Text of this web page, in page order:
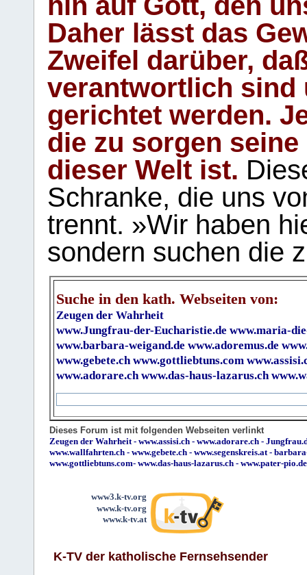
Daher lässt das
Zweifel darüber,
verantwortlich sind
gerichtet werden.
die zu sorgen
dieser Welt ist.
Schranke, die uns
trennt. »Wir haben
sondern suchen die
Suche in den kath. Webseiten von:
Zeugen der Wahrheit
www.Jungfrau-der-Eucharistie.de www.maria-
www.barbara-weigand.de www.adoremus.de
www.gebete.ch www.gottliebtuns.com
www.adorare.ch www.das-haus-lazarus.ch
Dieses Forum ist mit folgenden Webseiten verlinkt
Zeugen der Wahrheit- www.assisi.ch - www.adorare.ch -
www.wallfahrten.ch - www.gebete.ch - www.segenskreis.at-
www.gottliebtuns.com- www.das-haus-lazarus.ch - www.pater-pio.de
www3.k-tv.org
www.k-tv.org
www.k-tv.at
K-TV der katholische Fernsehsender